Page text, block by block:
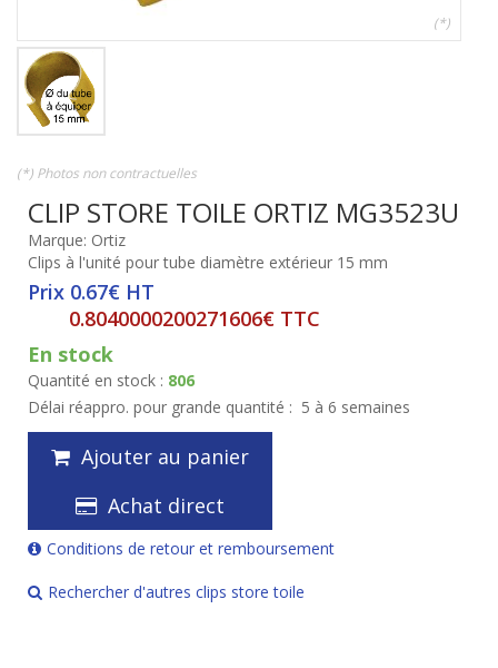
(*)
(*) Photos non contractuelles
CLIP STORE TOILE ORTIZ MG3523U
Marque: Ortiz
Clips à l'unité pour tube diamètre extérieur 15 mm
Prix 0.67€ HT
0.8040000200271606€ TTC
En stock
Quantité en stock : 806
Délai réappro. pour grande quantité : 5 à 6 semaines
Ajouter au panier
Achat direct
Conditions de retour et remboursement
Rechercher d'autres clips store toile